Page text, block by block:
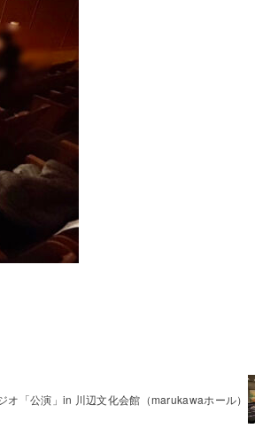
オ「公演」in 川辺文化会館（marukawaホール）